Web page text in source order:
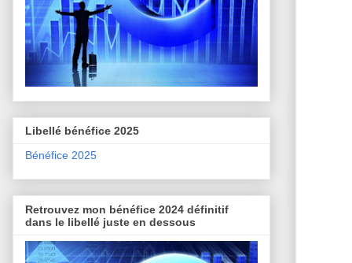
Libellé bénéfice 2025
Bénéfice 2025
Retrouvez mon bénéfice 2024 définitif
dans le libellé juste en dessous